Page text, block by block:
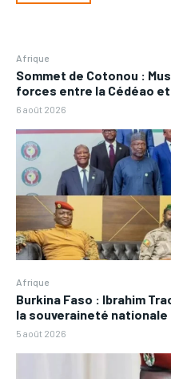
Afrique
Sommet de Cotonou :
forces entre la Cédéao et
6 août 2026
Afrique
Burkina Faso : Ibrahim
la souveraineté nationale
5 août 2026